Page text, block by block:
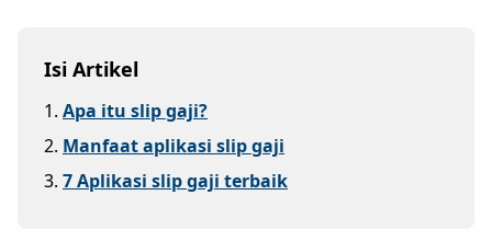
Isi Artikel
1. Apa itu slip gaji?
2. Manfaat aplikasi slip gaji
3. 7 Aplikasi slip gaji terbaik